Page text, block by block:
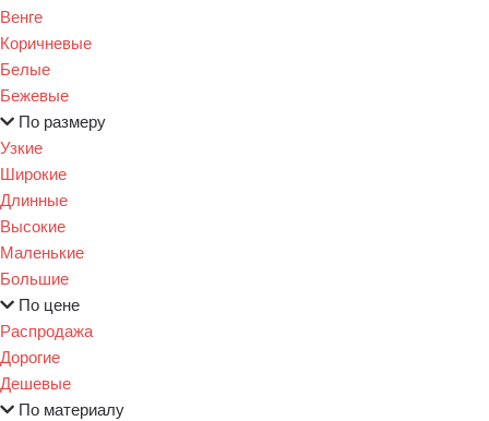
Венге
Коричневые
Белые
Бежевые
По размеру
Узкие
Широкие
Длинные
Высокие
Маленькие
Большие
По цене
Распродажа
Дорогие
Дешевые
По материалу